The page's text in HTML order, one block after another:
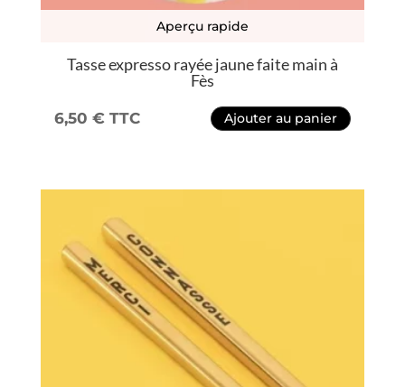
Aperçu rapide
Tasse expresso rayée jaune faite main à
Fès
6,50 € TTC Ajouter au panier